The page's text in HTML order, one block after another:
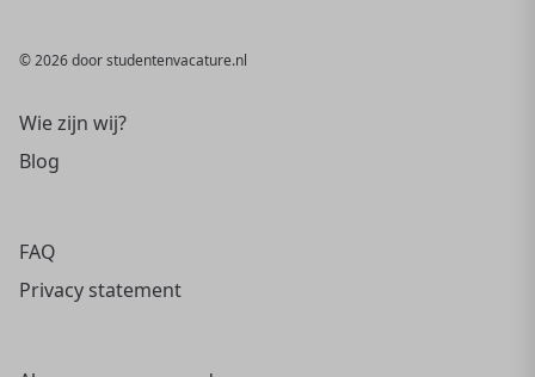
© 2026 door studentenvacature.nl
Wie zijn wij?
Blog
FAQ
Privacy statement